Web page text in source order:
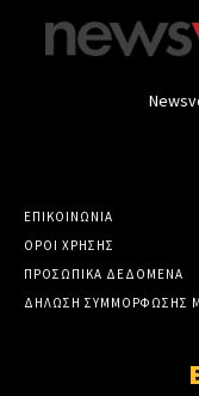
ΕΠΙΚΟΙΝΩΝΙΑ
ΟΡΟΙ ΧΡΗΣΗΣ
ΠΡΟΣΩΠΙΚΑ ΔΕΔΟΜΕΝΑ
ΔΗΛΩΣΗ ΣΥΜΜΟΡΦΩΣΗΣ